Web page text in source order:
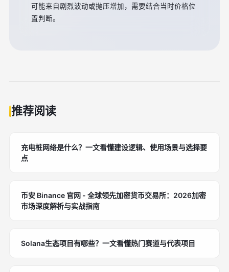
可能来自剧烈波动或抛压增加，需要结合当时价格位
置判断。
推荐阅读
充电桩网络是什么？一文看懂建设逻辑、使用场景与选择要
点
币安 Binance 官网 - 全球领先加密货币交易所：2026加密
市场深度解析与实战指南
Solana生态项目有哪些？一文看懂热门赛道与代表项目